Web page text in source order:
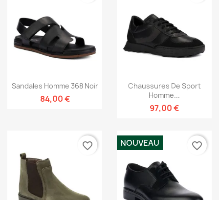
Sandales Homme 368 Noir
84,00 €
Chaussures De Sport
Homme...
97,00 €
favorite_border NOUVEAU favorite_border